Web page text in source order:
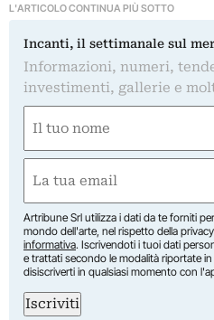
L'ARTICOLO CONTINUA PIÙ SOTTO
Incanti, il settimanale sul
Informazioni, numeri,
investimenti, gallerie e
(Required)
First
(Required)
Artribune Srl utilizza i dati da te forniti
mondo dell'arte, nel rispetto della
informativa. Iscrivendoti i tuoi dati
e trattati secondo le modalità riportate in
disiscriverti in qualsiasi momento con
Iscriviti